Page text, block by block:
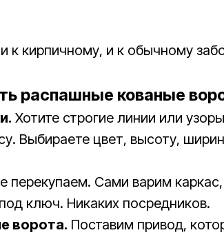
к кирпичному, и к обычному
распашные кованые
Хотите строгие линии или
Выбираете цвет, высоту,
перекупаем. Сами варим
ключ. Никаких посредников.
ворота. Поставим привод,